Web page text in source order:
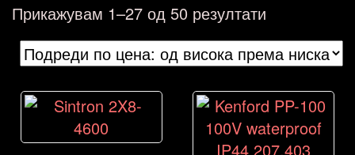
Прикажувам 1–27 од 50 резултати
by
price:
to
low